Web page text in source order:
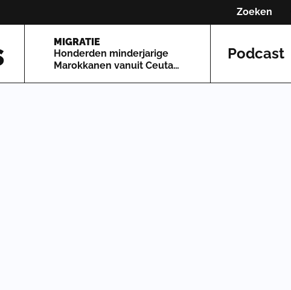
Zoeken
MIGRATIE
Honderden minderjarige
Marokkanen vanuit Ceuta
Podcast